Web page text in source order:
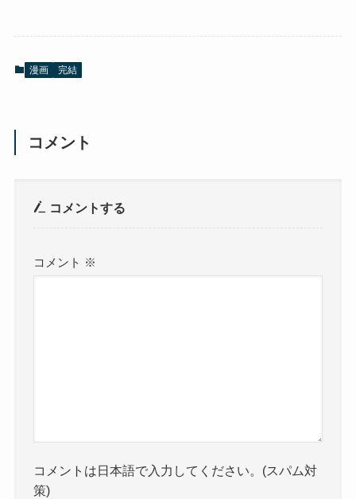
漫画 完結
コメント
コメントする
コメント ※
コメントは日本語で入力してください。(スパム対
策)